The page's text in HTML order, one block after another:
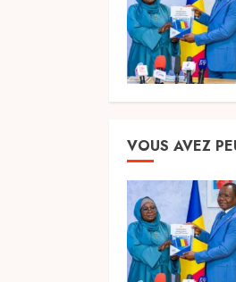
VOUS AVEZ